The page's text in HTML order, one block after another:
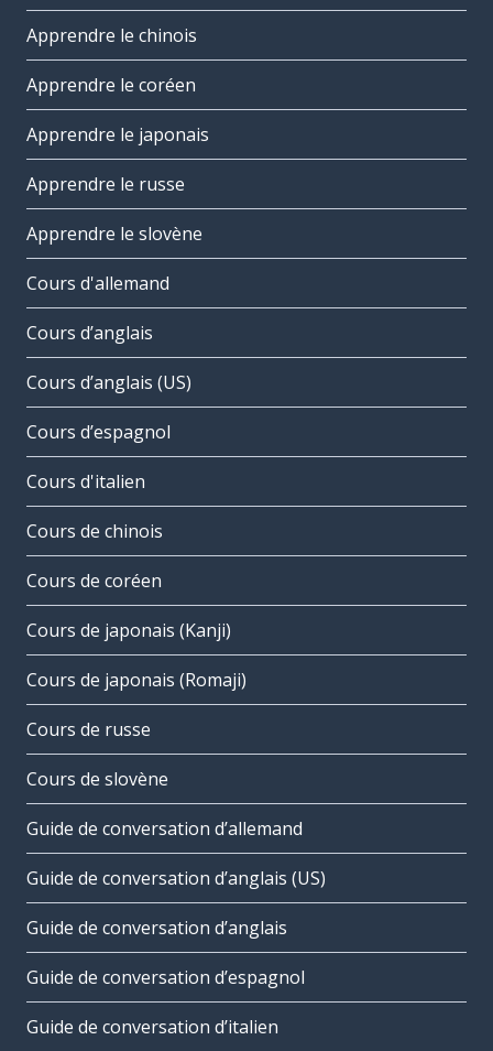
Apprendre le chinois
Apprendre le coréen
Apprendre le japonais
Apprendre le russe
Apprendre le slovène
Cours d'allemand
Cours d’anglais
Cours d’anglais (US)
Cours d’espagnol
Cours d'italien
Cours de chinois
Cours de coréen
Cours de japonais (Kanji)
Cours de japonais (Romaji)
Cours de russe
Cours de slovène
Guide de conversation d’allemand
Guide de conversation d’anglais (US)
Guide de conversation d’anglais
Guide de conversation d’espagnol
Guide de conversation d’italien